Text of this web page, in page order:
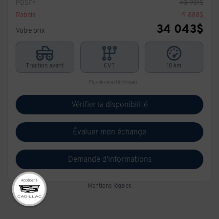
PDSF*
43 931$
Rabais
9 888$
Votre prix
34 043$
Traction avant CVT 10 km
Plus de caractéristiques
Vérifier la disponibilité
Évaluer mon échange
Demande d'informations
Mentions légales